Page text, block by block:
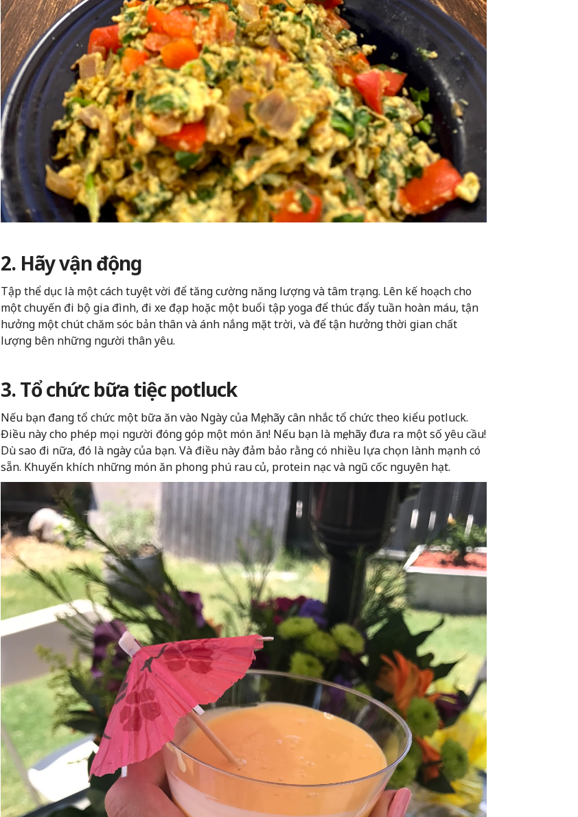
2. Hãy vận động
Tập thể dục là một cách tuyệt vời để tăng cường năng lượng và tâm trạng. Lên kế hoạch cho
một chuyến đi bộ gia đình, đi xe đạp hoặc một buổi tập yoga để thúc đẩy tuần hoàn máu, tận
hưởng một chút chăm sóc bản thân và ánh nắng mặt trời, và để tận hưởng thời gian chất
lượng bên những người thân yêu.
3. Tổ chức bữa tiệc potluck
Nếu bạn đang tổ chức một bữa ăn vào Ngày của Mẹ, hãy cân nhắc tổ chức theo kiểu potluck.
Điều này cho phép mọi người đóng góp một món ăn! Nếu bạn là mẹ, hãy đưa ra một số yêu cầu!
Dù sao đi nữa, đó là ngày của bạn. Và điều này đảm bảo rằng có nhiều lựa chọn lành mạnh có
sẵn. Khuyến khích những món ăn phong phú rau củ, protein nạc và ngũ cốc nguyên hạt.